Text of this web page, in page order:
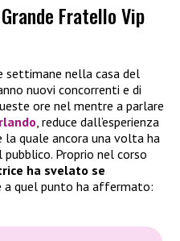
Fratello Vip
settimane nella casa del
nuovi concorrenti e di
ore nel mentre a parlare
, reduce dall’esperienza
la quale ancora una volta ha
Proprio nel corso
ha svelato se
a quel punto ha affermato: